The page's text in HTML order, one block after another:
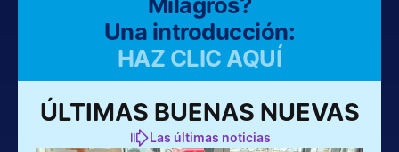
Una introducción:
HAZ CLIC AQUÍ
ÚLTIMAS BUENAS NUEVAS
Las últimas noticias